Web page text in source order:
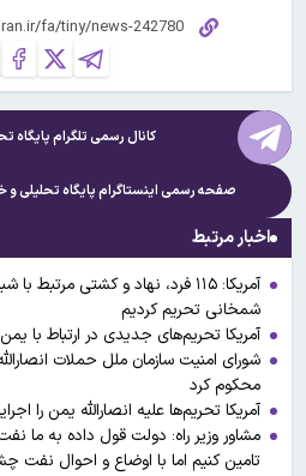
کانال رسمی تلگرام پایگاه
صفحه رسمی اینستاگرام پایگاه تحلیلی و
اخبار مرتبط
آمریکا: ۱۱۵ فرد، نهاد و کشتی
شمخانی تحریم کردیم
آمریکا تحریم‌های جدیدی در ارتباط با
شورای امنیت سازمان ملل حملات
محکوم کرد
آمریکا تحریم‌ها علیه انصارالله یمن را
مشاور وزیر راه: دولت قول داده به ما
تامین کنیم اما با اوضاع و احوال نفت